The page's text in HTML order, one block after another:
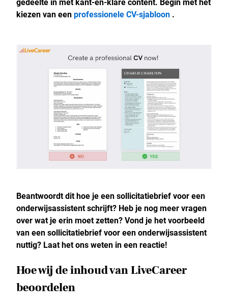
kiezen van eenprofessionele CV-sjabloon .
Beantwoordt dit hoe je een sollicitatiebrief voor een
onderwijsassistent schrijft? Heb je nog meer vragen
over wat je erin moet zetten? Vond je het voorbeeld
van een sollicitatiebrief voor een onderwijsassistent
nuttig? Laat het ons weten in een reactie!
Hoe wij de inhoud van LiveCareer
beoordelen